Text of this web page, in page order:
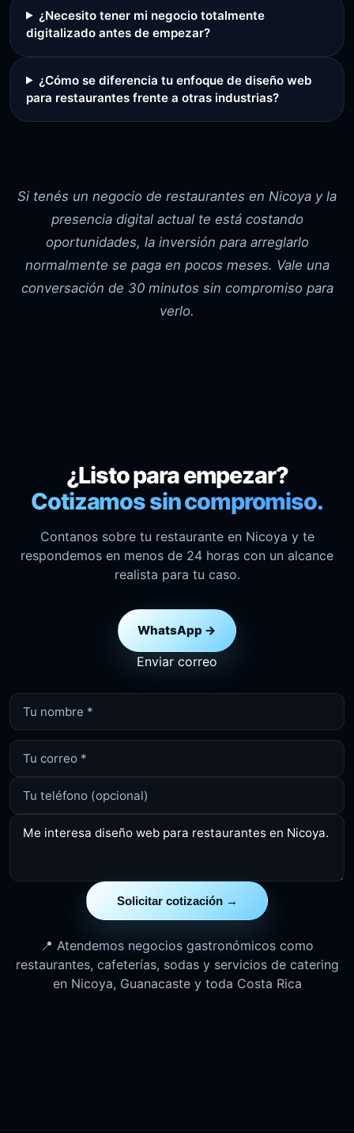
¿Necesito tener mi negocio totalmente
digitalizado antes de empezar?
¿Cómo se diferencia tu enfoque de diseño web
para restaurantes frente a otras industrias?
Si tenés un negocio de restaurantes en Nicoya y la
presencia digital actual te está costando
oportunidades, la inversión para arreglarlo
normalmente se paga en pocos meses. Vale una
conversación de 30 minutos sin compromiso para
verlo.
¿Listo para empezar?
Cotizamos sin compromiso.
Contanos sobre tu restaurante en Nicoya y te
respondemos en menos de 24 horas con un alcance
realista para tu caso.
WhatsApp →
Enviar correo
Solicitar cotización →
📍 Atendemos negocios gastronómicos como
restaurantes, cafeterías, sodas y servicios de catering
en Nicoya, Guanacaste y toda Costa Rica